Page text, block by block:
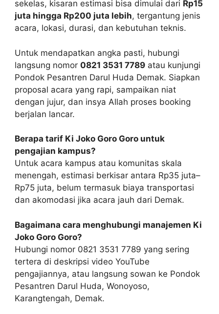
sekelas, kisaran estimasi bisa dimulai dari Rp15
juta hingga Rp200 juta lebih, tergantung jenis
acara, lokasi, durasi, dan kebutuhan teknis.
Untuk mendapatkan angka pasti, hubungi
langsung nomor 0821 3531 7789 atau kunjungi
Pondok Pesantren Darul Huda Demak. Siapkan
proposal acara yang rapi, sampaikan niat
dengan jujur, dan insya Allah proses booking
berjalan lancar.
Berapa tarif Ki Joko Goro Goro untuk
pengajian kampus?
Untuk acara kampus atau komunitas skala
menengah, estimasi berkisar antara Rp35 juta–
Rp75 juta, belum termasuk biaya transportasi
dan akomodasi jika acara jauh dari Demak.
Bagaimana cara menghubungi manajemen Ki
Joko Goro Goro?
Hubungi nomor 0821 3531 7789 yang sering
tertera di deskripsi video YouTube
pengajiannya, atau langsung sowan ke Pondok
Pesantren Darul Huda, Wonoyoso,
Karangtengah, Demak.